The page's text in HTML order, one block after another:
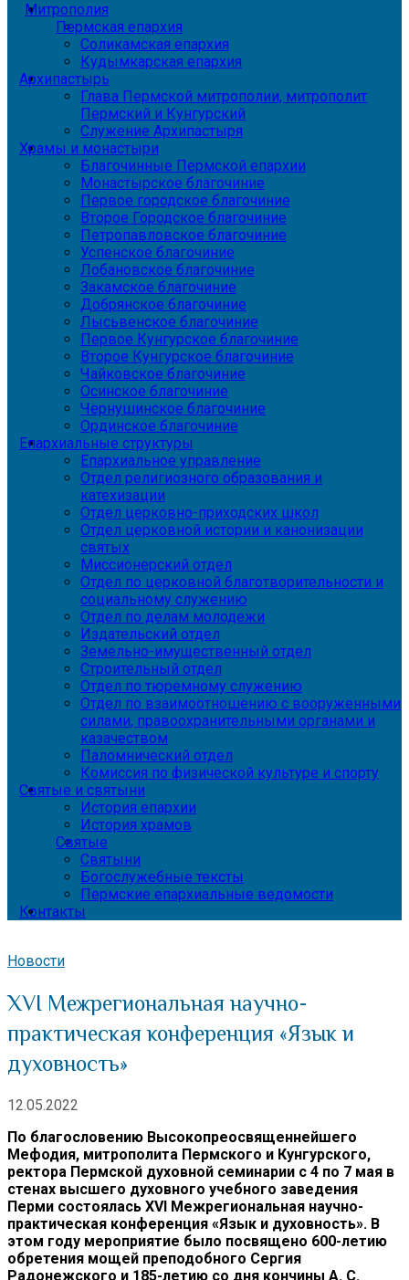
Митрополия
Пермская епархия
Соликамская епархия
Кудымкарская епархия
Архипастырь
Глава Пермской митрополии, митрополит
Пермский и Кунгурский
Служение Архипастыря
Храмы и монастыри
Благочинные Пермской епархии
Монастырское благочиние
Первое городское благочиние
Второе Городское благочиние
Петропавловское благочиние
Успенское благочиние
Лобановское благочиние
Закамское благочиние
Добрянское благочиние
Лысьвенское благочиние
Первое Кунгурское благочиние
Второе Кунгурское благочиние
Чайковское благочиние
Осинское благочиние
Чернушинское благочиние
Ординское благочиние
Епархиальные структуры
Епархиальное управление
Отдел религиозного образования и
катехизации
Отдел церковно-приходских школ
Отдел церковной истории и канонизации
святых
Миссионерский отдел
Отдел по церковной благотворительности и
социальному служению
Отдел по делам молодежи
Издательский отдел
Земельно-имущественный отдел
Строительный отдел
Отдел по тюремному служению
Отдел по взаимоотношению с вооруженными
силами, правоохранительными органами и
казачеством
Паломнический отдел
Комиссия по физической культуре и спорту
Святые и святыни
История епархии
История храмов
Святые
Святыни
Богослужебные тексты
Пермские епархиальные ведомости
Контакты
Новости
XVI Межрегиональная научно-
практическая конференция «Язык и
духовность»
12.05.2022
По благословению Высокопреосвященнейшего
Мефодия, митрополита Пермского и Кунгурского,
ректора Пермской духовной семинарии с 4 по 7 мая в
стенах высшего духовного учебного заведения
Перми состоялась XVI Межрегиональная научно-
практическая конференция «Язык и духовность». В
этом году мероприятие было посвящено 600-летию
обретения мощей преподобного Сергия
Радонежского и 185-летию со дня кончины А. С.